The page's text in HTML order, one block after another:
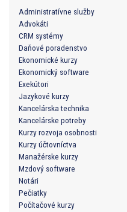
Administratívne služby
Advokáti
CRM systémy
Daňové poradenstvo
Ekonomické kurzy
Ekonomický software
Exekútori
Jazykové kurzy
Kancelárska technika
Kancelárske potreby
Kurzy rozvoja osobnosti
Kurzy účtovníctva
Manažérske kurzy
Mzdový software
Notári
Pečiatky
Počítačové kurzy